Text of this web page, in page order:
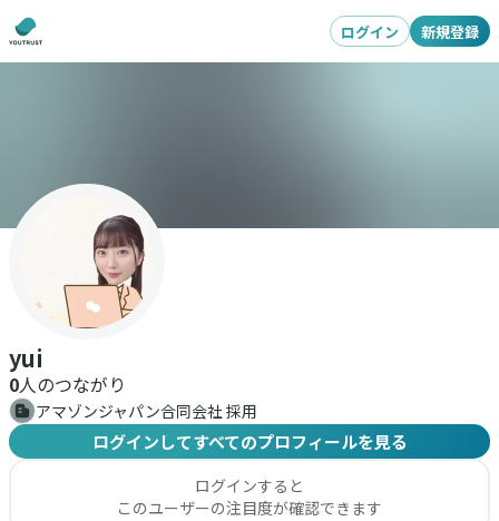
ログイン 新規登録
yui
0人のつながり
アマゾンジャパン合同会社 採用
ログインしてすべてのプロフィールを見る
ログインすると
このユーザーの注目度が確認できます